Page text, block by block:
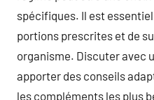
spécifiques. Il est
portions prescrites et de
organisme. Discuter avec
apporter des conseils
les compléments les plus